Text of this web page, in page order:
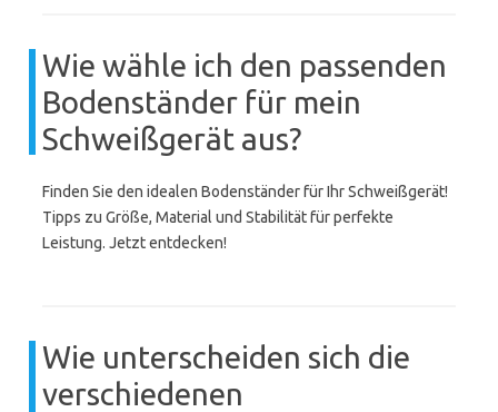
Wie wähle ich den passenden
Bodenständer für mein
Schweißgerät aus?
Finden Sie den idealen Bodenständer für Ihr Schweißgerät!
Tipps zu Größe, Material und Stabilität für perfekte
Leistung. Jetzt entdecken!
Wie unterscheiden sich die
verschiedenen